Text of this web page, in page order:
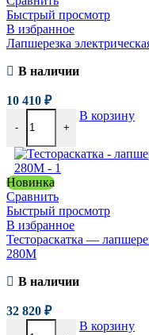
Быстрый просмотр
В избранное
Лапшерезка
В наличии
10 410 ₽
- +
В корзину
Новинка
Сравнить
Быстрый просмотр
В избранное
Тестораскатка —
280M
В наличии
32 820 ₽
В корзину